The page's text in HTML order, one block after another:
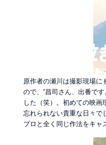
原作者の瀬川は撮影現場に
ので、“昌司さん、出番で
した（笑）。初めての映
忘れられない貴重な日々で
プロと全く同じ作法をキャ